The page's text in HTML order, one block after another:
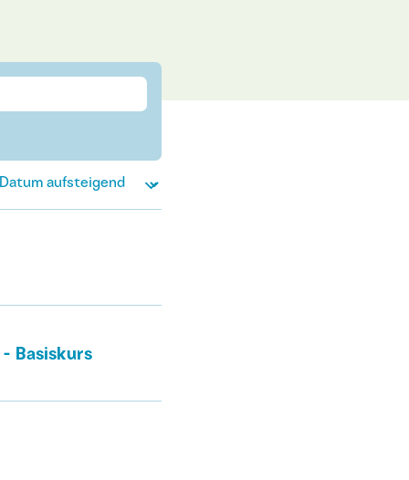
Basiskurs